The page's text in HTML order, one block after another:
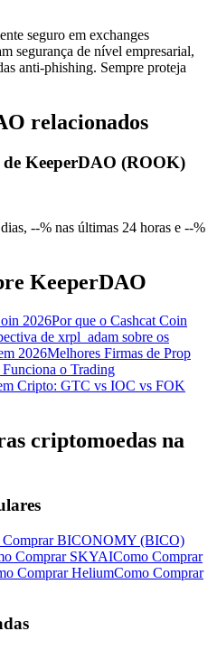
seguro em exchanges
segurança de nível empresarial,
anti-phishing. Sempre proteja
relacionados
KeeperDAO (ROOK)
--% nas últimas 24 horas e --%
KeeperDAO
2026Por que o Cashcat Coin
de xrpl_adam sobre os
2026Melhores Firmas de Prop
o Trading
Cripto: GTC vs IOC vs FOK
criptomoedas na
Comprar BICONOMY (BICO)
Comprar SKYAIComo Comprar
Comprar HeliumComo Comprar